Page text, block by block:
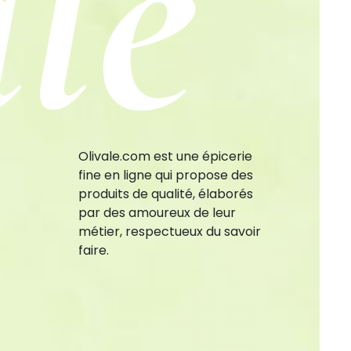
Olivale.com est une épicerie
fine en ligne qui propose des
produits de qualité, élaborés
par des amoureux de leur
métier, respectueux du savoir
faire.